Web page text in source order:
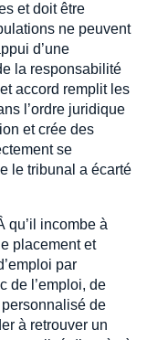
et doit être
ne peuvent
d’une
la responsabilité
accord remplit les
l’ordre juridique
et crée des
se
le tribunal a écarté
qu’il incombe à
placement et
par
de l’emploi, de
de
à retrouver un